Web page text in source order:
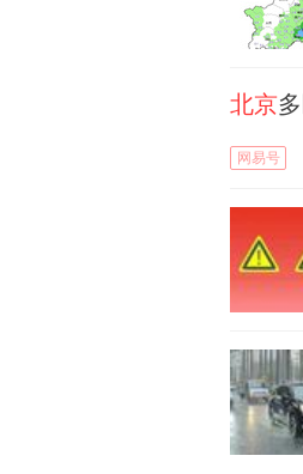
北京
网易号